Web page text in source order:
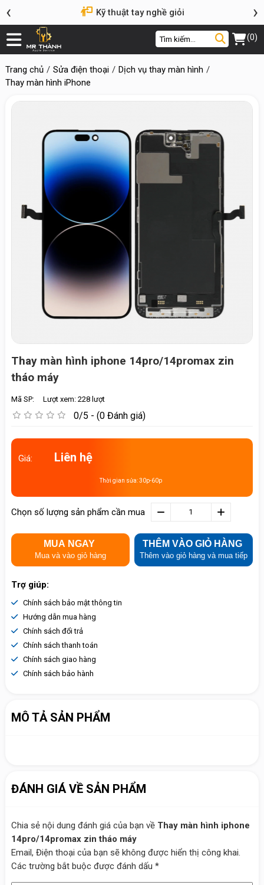
Kỹ thuật tay nghề giỏi
‹ ›
(0)
Trang chủ Sửa điện thoại
Dịch vụ thay màn hình
Thay màn hình iPhone
Thay màn hình iphone 14pro/14promax zin
tháo máy
Mã SP: Lượt xem: 228 lượt
0/5 - (0 Đánh giá)
Giá: Liên hệ
Thời gian sửa: 30p-60p
Chọn số lượng sản phẩm cần mua
MUA NGAY
Mua và vào giỏ hàng
THÊM VÀO GIỎ HÀNG
Thêm vào giỏ hàng và mua tiếp
Trợ giúp:
Chính sách bảo mật thông tin
Hướng dẫn mua hàng
Chính sách đổi trả
Chính sách thanh toán
Chính sách giao hàng
Chính sách bảo hành
MÔ TẢ SẢN PHẨM
ĐÁNH GIÁ VỀ SẢN PHẨM
Chia sẻ nội dung đánh giá của bạn về Thay màn hình iphone
14pro/14promax zin tháo máy
Email, Điện thoại của bạn sẽ không được hiển thị công khai.
Các trường bắt buộc được đánh dấu *